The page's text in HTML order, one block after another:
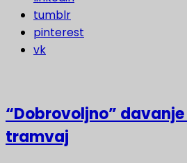
tumblr
pinterest
vk
“Dobrovoljno”
tramvaj